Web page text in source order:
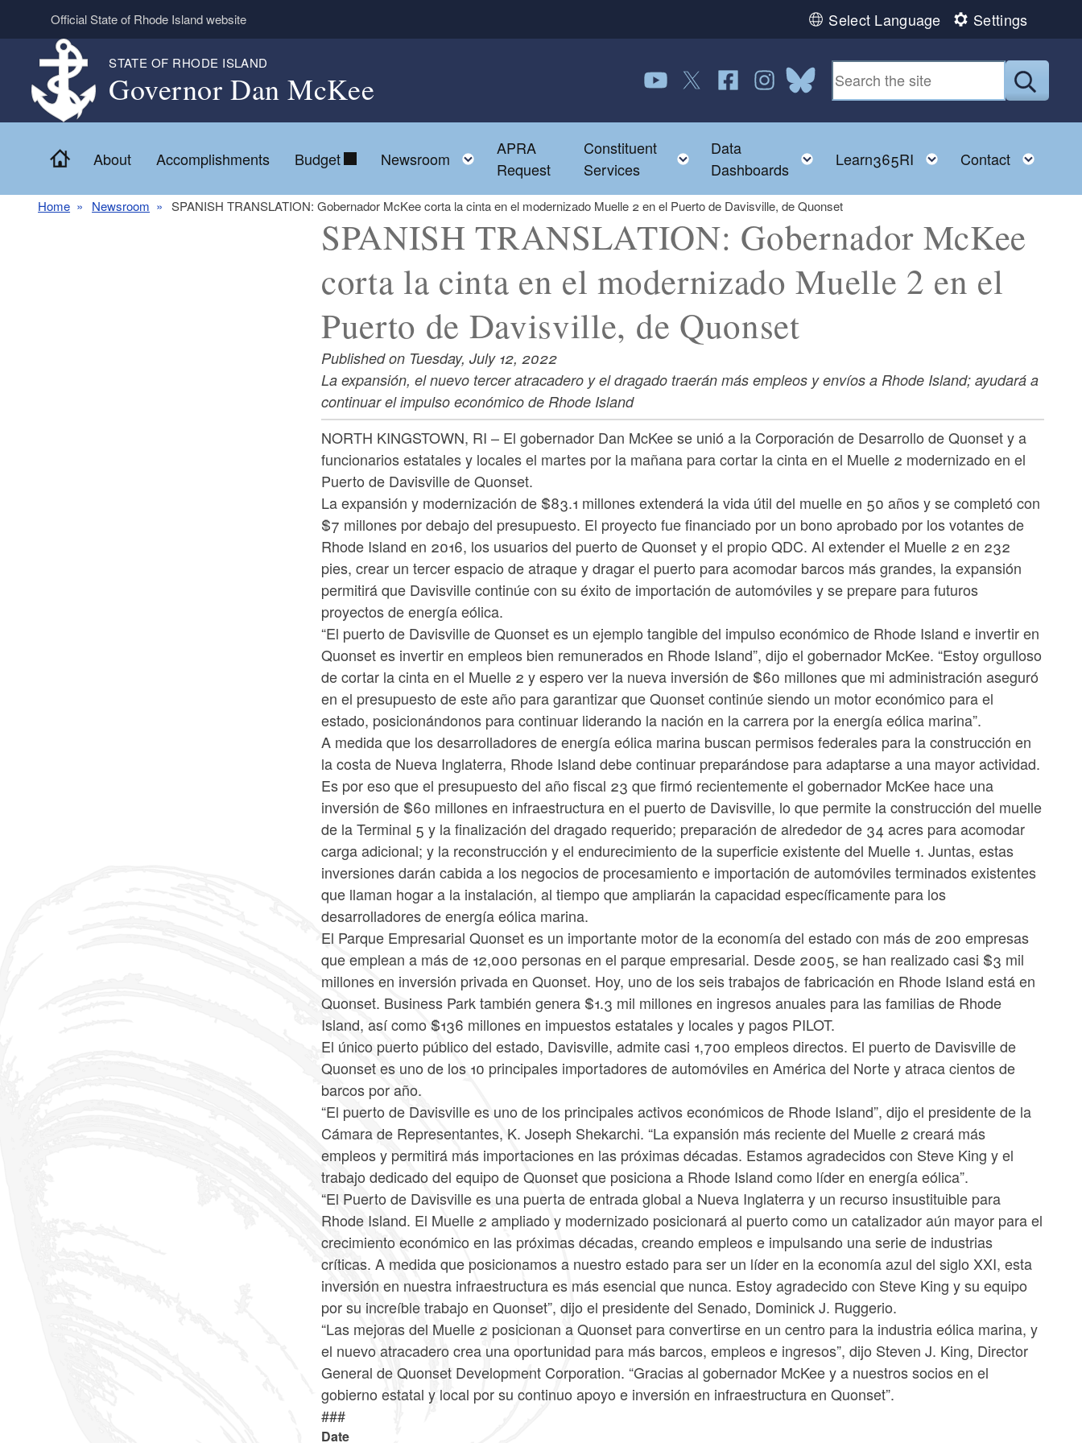
Skip to main content
Official State of Rhode Island website Select Language Settings
STATE OF RHODE ISLAND
Governor Dan McKee
Home
About Accomplishments Budget Newsroom Toggle child menu
APRA
Request
Constituent
Services
Toggle child menu
Data
Dashboards
Toggle child menu
Learn365RI Toggle child menu
Contact
Home Newsroom SPANISH TRANSLATION: Gobernador McKee corta la cinta en el modernizado Muelle 2 en el Puerto de Davisville, de Quonset
SPANISH TRANSLATION: Gobernador McKee
corta la cinta en el modernizado Muelle 2 en el
Puerto de Davisville, de Quonset
Published on Tuesday, July 12, 2022
La expansión, el nuevo tercer atracadero y el dragado traerán más empleos y envíos a Rhode Island; ayudará a
continuar el impulso económico de Rhode Island
NORTH KINGSTOWN, RI – El gobernador Dan McKee se unió a la Corporación de Desarrollo de Quonset y a
funcionarios estatales y locales el martes por la mañana para cortar la cinta en el Muelle 2 modernizado en el
Puerto de Davisville de Quonset.
La expansión y modernización de $83.1 millones extenderá la vida útil del muelle en 50 años y se completó con
$7 millones por debajo del presupuesto. El proyecto fue financiado por un bono aprobado por los votantes de
Rhode Island en 2016, los usuarios del puerto de Quonset y el propio QDC. Al extender el Muelle 2 en 232
pies, crear un tercer espacio de atraque y dragar el puerto para acomodar barcos más grandes, la expansión
permitirá que Davisville continúe con su éxito de importación de automóviles y se prepare para futuros
proyectos de energía eólica.
“El puerto de Davisville de Quonset es un ejemplo tangible del impulso económico de Rhode Island e invertir en
Quonset es invertir en empleos bien remunerados en Rhode Island”, dijo el gobernador McKee. “Estoy orgulloso
de cortar la cinta en el Muelle 2 y espero ver la nueva inversión de $60 millones que mi administración aseguró
en el presupuesto de este año para garantizar que Quonset continúe siendo un motor económico para el
estado, posicionándonos para continuar liderando la nación en la carrera por la energía eólica marina”.
A medida que los desarrolladores de energía eólica marina buscan permisos federales para la construcción en
la costa de Nueva Inglaterra, Rhode Island debe continuar preparándose para adaptarse a una mayor actividad.
Es por eso que el presupuesto del año fiscal 23 que firmó recientemente el gobernador McKee hace una
inversión de $60 millones en infraestructura en el puerto de Davisville, lo que permite la construcción del muelle
de la Terminal 5 y la finalización del dragado requerido; preparación de alrededor de 34 acres para acomodar
carga adicional; y la reconstrucción y el endurecimiento de la superficie existente del Muelle 1. Juntas, estas
inversiones darán cabida a los negocios de procesamiento e importación de automóviles terminados existentes
que llaman hogar a la instalación, al tiempo que ampliarán la capacidad específicamente para los
desarrolladores de energía eólica marina.
El Parque Empresarial Quonset es un importante motor de la economía del estado con más de 200 empresas
que emplean a más de 12,000 personas en el parque empresarial. Desde 2005, se han realizado casi $3 mil
millones en inversión privada en Quonset. Hoy, uno de los seis trabajos de fabricación en Rhode Island está en
Quonset. Business Park también genera $1.3 mil millones en ingresos anuales para las familias de Rhode
Island, así como $136 millones en impuestos estatales y locales y pagos PILOT.
El único puerto público del estado, Davisville, admite casi 1,700 empleos directos. El puerto de Davisville de
Quonset es uno de los 10 principales importadores de automóviles en América del Norte y atraca cientos de
barcos por año.
“El puerto de Davisville es uno de los principales activos económicos de Rhode Island”, dijo el presidente de la
Cámara de Representantes, K. Joseph Shekarchi. “La expansión más reciente del Muelle 2 creará más
empleos y permitirá más importaciones en las próximas décadas. Estamos agradecidos con Steve King y el
trabajo dedicado del equipo de Quonset que posiciona a Rhode Island como líder en energía eólica”.
“El Puerto de Davisville es una puerta de entrada global a Nueva Inglaterra y un recurso insustituible para
Rhode Island. El Muelle 2 ampliado y modernizado posicionará al puerto como un catalizador aún mayor para el
crecimiento económico en las próximas décadas, creando empleos e impulsando una serie de industrias
críticas. A medida que posicionamos a nuestro estado para ser un líder en la economía azul del siglo XXI, esta
inversión en nuestra infraestructura es más esencial que nunca. Estoy agradecido con Steve King y su equipo
por su increíble trabajo en Quonset”, dijo el presidente del Senado, Dominick J. Ruggerio.
“Las mejoras del Muelle 2 posicionan a Quonset para convertirse en un centro para la industria eólica marina, y
el nuevo atracadero crea una oportunidad para más barcos, empleos e ingresos”, dijo Steven J. King, Director
General de Quonset Development Corporation. “Gracias al gobernador McKee y a nuestros socios en el
gobierno estatal y local por su continuo apoyo e inversión en infraestructura en Quonset”.
###
Date